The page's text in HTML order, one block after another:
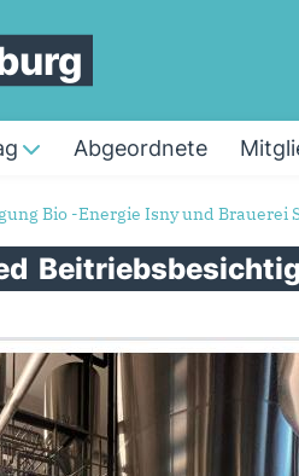
Abgeordnete
Bio -Energie Isny und Brauerei